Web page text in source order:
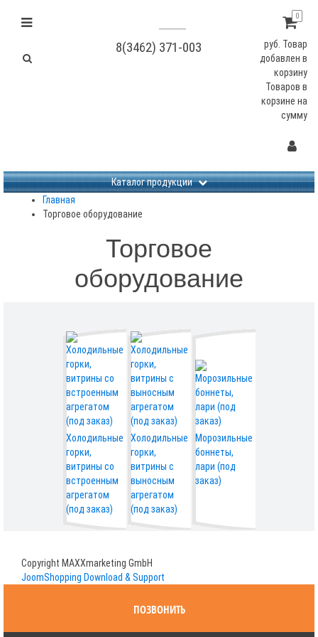
8(3462) 371-003
0
руб. Товар
добавлен в
корзину
Товаров в
корзине на
сумму
Не заданы изображения Каталог продукции
Главная
Торговое оборудование
Торговое
оборудование
Холодильные
горки,
витрины со
встроенным
агрегатом
(под заказ)
Холодильные
горки,
витрины с
выносным
агрегатом
(под заказ)
Морозильные
боннеты,
лари (под
заказ)
Copyright MAXXmarketing GmbH
JoomShopping Download & Support
ПОЗВОНИТЬ